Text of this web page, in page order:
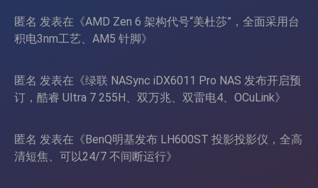
匿名 发表在《AMD Zen 6 架构代号“美杜莎”，全面采用台
积电3nm工艺、AM5 针脚》
匿名 发表在《绿联 NASync iDX6011 Pro NAS 发布开启预
订，酷睿 Ultra 7 255H、双万兆、双雷电4、OCuLink》
匿名 发表在《BenQ明基发布 LH600ST 投影投影仪，全高
清短焦、可以24/7 不间断运行》